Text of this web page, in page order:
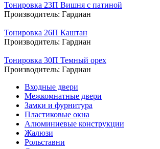
Тонировка 23П Вишня с патиной
Производитель: Гардиан
Тонировка 26П Каштан
Производитель: Гардиан
Тонировка 30П Темный орех
Производитель: Гардиан
Входные двери
Межкомнатные двери
Замки и фурнитура
Пластиковые окна
Алюминиевые конструкции
Жалюзи
Рольставни